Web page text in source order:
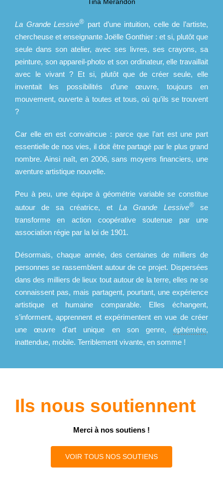
La Grande Lessive® part d’une intuition, celle de l’artiste,
chercheuse et enseignante Joëlle Gonthier : et si, plutôt que
seule dans son atelier, avec ses livres, ses crayons, sa
peinture, son appareil-photo et son ordinateur, elle travaillait
avec le vivant ? Et si, plutôt que de créer seule, elle
inventait les possibilités d’une œuvre, toujours en
mouvement, ouverte à toutes et tous, où qu’ils se trouvent
?
Car elle en est convaincue : parce que l’art est une part
essentielle de nos vies, il doit être partagé par le plus grand
nombre. Ainsi naît, en 2006, sans moyens financiers, une
aventure artistique nouvelle.
Peu à peu, une équipe à géométrie variable se constitue
autour de sa créatrice, et La Grande Lessive®se
transforme en action coopérative soutenue par une
association régie par la loi de 1901.
Désormais, chaque année, des centaines de milliers de
personnes se rassemblent autour de ce projet. Dispersées
dans des milliers de lieux tout autour de la terre, elles ne se
connaissent pas, mais partagent, pourtant, une expérience
artistique et humaine comparable. Elles échangent,
s’informent, apprennent et expérimentent en vue de créer
une œuvre d’art unique en son genre,éphémère,
inattendue, mobile. Terriblement vivante, en somme !
Ils nous soutiennent
Merci à nos soutiens !
VOIR TOUS NOS SOUTIENS